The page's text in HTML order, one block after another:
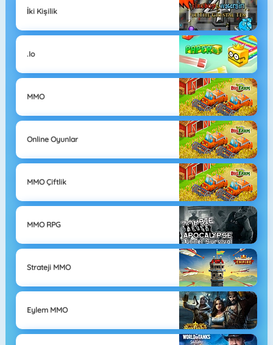
İki Kişilik
.io
MMO
Online Oyunlar
MMO Çiftlik
MMO RPG
Strateji MMO
Eylem MMO